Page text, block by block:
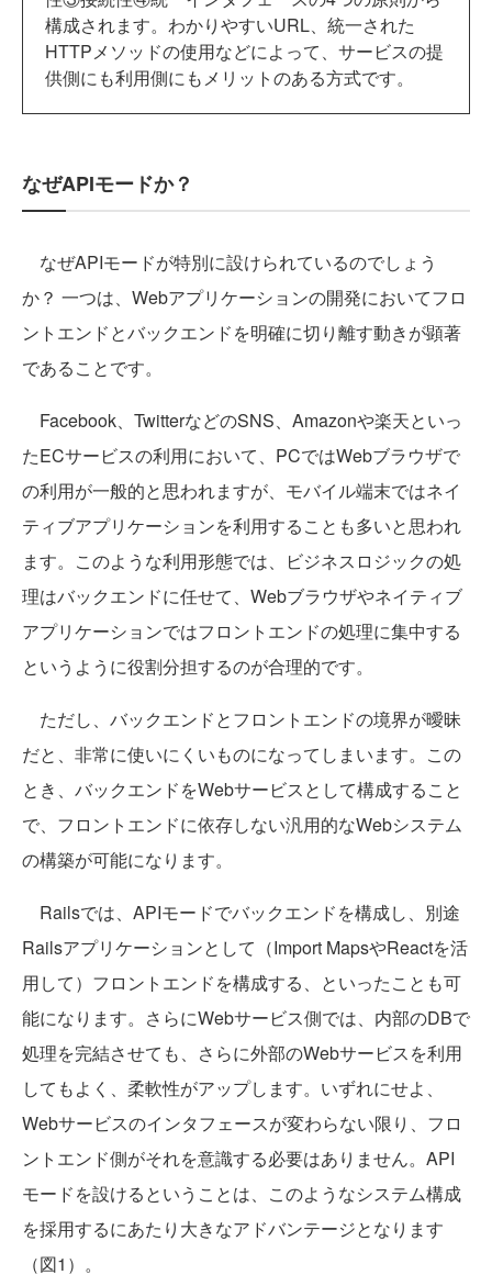
構成されます。わかりやすいURL、統一された
HTTPメソッドの使用などによって、サービスの提
供側にも利用側にもメリットのある方式です。
なぜAPIモードか？
なぜAPIモードが特別に設けられているのでしょう
か？ 一つは、Webアプリケーションの開発においてフロ
ントエンドとバックエンドを明確に切り離す動きが顕著
であることです。
Facebook、TwitterなどのSNS、Amazonや楽天といっ
たECサービスの利用において、PCではWebブラウザで
の利用が一般的と思われますが、モバイル端末ではネイ
ティブアプリケーションを利用することも多いと思われ
ます。このような利用形態では、ビジネスロジックの処
理はバックエンドに任せて、Webブラウザやネイティブ
アプリケーションではフロントエンドの処理に集中する
というように役割分担するのが合理的です。
ただし、バックエンドとフロントエンドの境界が曖昧
だと、非常に使いにくいものになってしまいます。この
とき、バックエンドをWebサービスとして構成すること
で、フロントエンドに依存しない汎用的なWebシステム
の構築が可能になります。
Railsでは、APIモードでバックエンドを構成し、別途
Railsアプリケーションとして（Import MapsやReactを活
用して）フロントエンドを構成する、といったことも可
能になります。さらにWebサービス側では、内部のDBで
処理を完結させても、さらに外部のWebサービスを利用
してもよく、柔軟性がアップします。いずれにせよ、
Webサービスのインタフェースが変わらない限り、フロ
ントエンド側がそれを意識する必要はありません。API
モードを設けるということは、このようなシステム構成
を採用するにあたり大きなアドバンテージとなります
（図1）。